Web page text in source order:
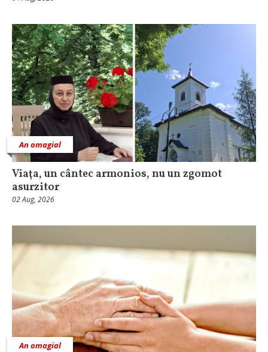
An omagial
Viaţa, un cântec armonios, nu un zgomot
asurzitor
02 Aug, 2026
An omagial